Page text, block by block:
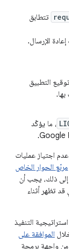
تتطابق
الإرسال.
التطبيق
، ما يؤكّد
اجتياز عمليات
مربّع الحوار الخاص
إلى ذلك، يجب أن
قد تظهر أثناء
التنفيذ
الموافقة على
من واجهة برمجة